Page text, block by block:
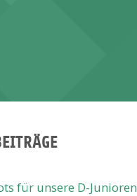
für unsere D-Junioren